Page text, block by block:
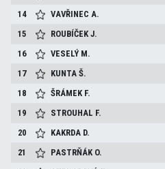
14
VAVŘINECA.
15
ROUBÍČEKJ.
16
VESELÝ M.
17
KUNTAŠ.
18
ŠRÁMEK F.
19
STROUHAL F.
20
KAKRDA D.
21
PASTRŇÁK O.